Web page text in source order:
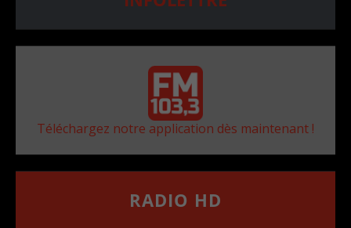
Téléchargez notre application dès maintenant !
RADIO HD